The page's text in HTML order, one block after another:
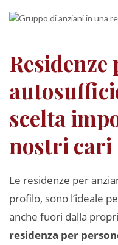
scelta
nostri cari
Le residenze per
profilo, sono l’ideale
anche fuori dalla
residenza per